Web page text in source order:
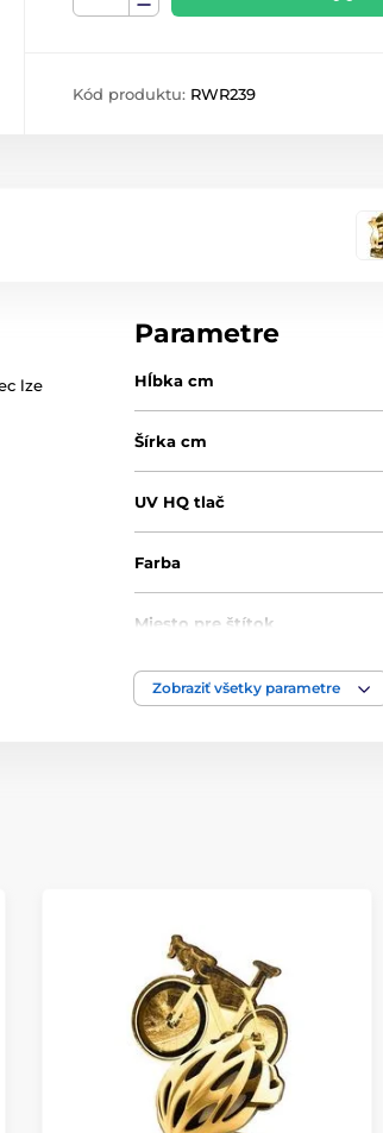
Kód produktu: RWR239
lze
Parametre
Hĺbka cm
Šírka cm
UV HQ tlač
Farba
Miesto pre štítok
Výška cm
Zobraziť všetky parametre